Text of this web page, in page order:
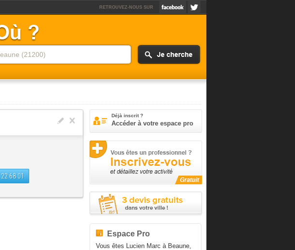
RETROUVEZ-NOUS SUR
68 01
Déjà inscrit ?
Accéder à votre espace pro
Espace Pro
Vous êtes Lucien Marc à Beaune,